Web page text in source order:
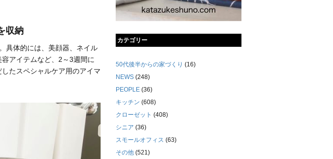
収納
具体的には、美顔器、ネイル
アイテムなど、2～3週間に
たスペシャルケア用のアイマ
カテゴリー
50代後半からの家づくり (16)
NEWS (248)
PEOPLE (36)
キッチン (608)
クローゼット (408)
シニア (36)
スモールオフィス (63)
その他 (521)